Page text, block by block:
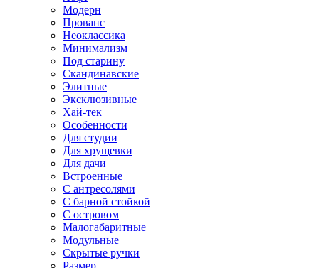
Модерн
Прованс
Неоклассика
Минимализм
Под старину
Скандинавские
Элитные
Эксклюзивные
Хай-тек
Особенности
Для студии
Для хрущевки
Для дачи
Встроенные
С антресолями
С барной стойкой
С островом
Малогабаритные
Модульные
Скрытые ручки
Размер